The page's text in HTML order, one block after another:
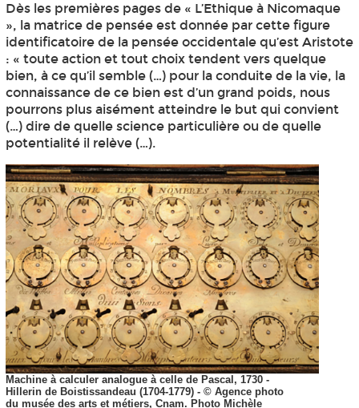
Dès les premières pages de « L’Ethique à Nicomaque
», la matrice de pensée est donnée par cette figure
identificatoire de la pensée occidentale qu’est Aristote
: « toute action et tout choix tendent vers quelque
bien, à ce qu’il semble (…) pour la conduite de la vie, la
connaissance de ce bien est d’un grand poids, nous
pourrons plus aisément atteindre le but qui convient
(…) dire de quelle science particulière ou de quelle
potentialité il relève (…).
Machine à calculer analogue à celle de Pascal, 1730 -
Hillerin de Boistissandeau (1704-1779) - © Agence photo
du musée des arts et métiers, Cnam. Photo Michèle